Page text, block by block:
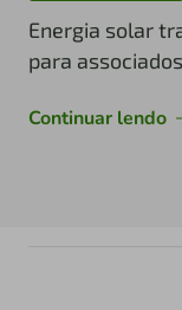
Energia solar
para
Continuar lendo